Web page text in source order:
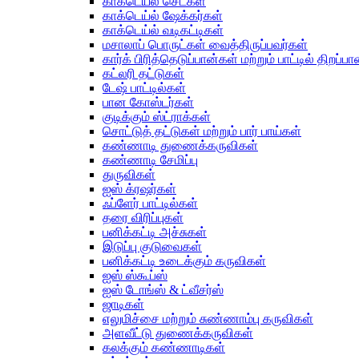
காக்டெய்ல் ஷேக்கர்கள்
காக்டெய்ல் வடிகட்டிகள்
மசாலாப் பொருட்கள் வைத்திருப்பவர்கள்
கார்க் பிரித்தெடுப்பான்கள் மற்றும் பாட்டில்
கட்லரி தட்டுகள்
டேஷ் பாட்டில்கள்
பான கோஸ்டர்கள்
குடிக்கும் ஸ்ட்ராக்கள்
சொட்டுத் தட்டுகள் மற்றும் பார் பாய்கள்
கண்ணாடி துணைக்கருவிகள்
கண்ணாடி சேமிப்பு
துருவிகள்
ஐஸ் க்ரஷர்கள்
ஃப்ளேர் பாட்டில்கள்
தரை விரிப்புகள்
பனிக்கட்டி அச்சுகள்
இடுப்பு குடுவைகள்
பனிக்கட்டி உடைக்கும் கருவிகள்
ஐஸ் ஸ்கூப்ஸ்
ஐஸ் டோங்ஸ் & ட்வீசர்ஸ்
ஜாடிகள்
எலுமிச்சை மற்றும் சுண்ணாம்பு கருவிகள்
அளவீட்டு துணைக்கருவிகள்
கலக்கும் கண்ணாடிகள்